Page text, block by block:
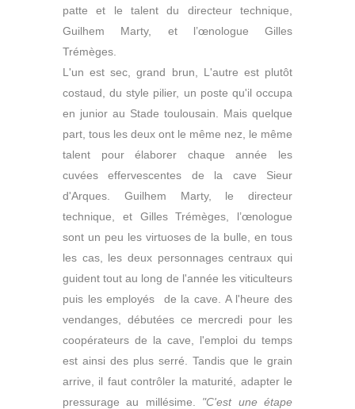
patte et le talent du directeur technique,
Guilhem Marty, et l’œnologue Gilles
Trémèges.
L'un est sec, grand brun, L'autre est plutôt
costaud, du style pilier, un poste qu'il occupa
en junior au Stade toulousain. Mais quelque
part, tous les deux ont le même nez, le même
talent pour élaborer chaque année les
cuvées effervescentes de la cave Sieur
d'Arques. Guilhem Marty, le directeur
technique, et Gilles Trémèges, l’œnologue
sont un peu les virtuoses de la bulle, en tous
les cas, les deux personnages centraux qui
guident tout au long de l'année les viticulteurs
puis les employés de la cave. A l'heure des
vendanges, débutées ce mercredi pour les
coopérateurs de la cave, l'emploi du temps
est ainsi des plus serré. Tandis que le grain
arrive, il faut contrôler la maturité, adapter le
pressurage au millésime.
"C'est une étape